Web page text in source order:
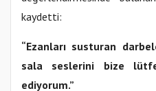
kaydetti:
“Ezanları susturan
sala seslerini bize
ediyorum.”